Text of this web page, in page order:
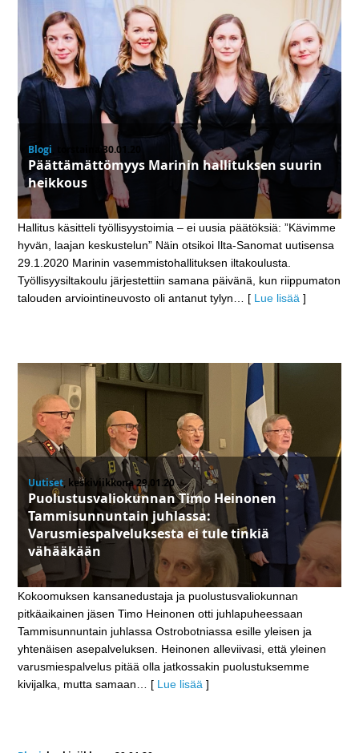
Blogi , torstaina 30.01.20
Päättämättömyys Marinin hallituksen suurin
heikkous
Hallitus käsitteli työllisyystoimia – ei uusia päätöksiä: ”Kävimme
hyvän, laajan keskustelun” Näin otsikoi Ilta-Sanomat uutisensa
29.1.2020 Marinin vasemmistohallituksen iltakoulusta.
Työllisyysiltakoulu järjestettiin samana päivänä, kun riippumaton
talouden arviointineuvosto oli antanut tylyn … [ Lue lisää ]
Uutiset, keskiviikkona 29.01.20
Puolustusvaliokunnan Timo Heinonen
Tammisunnuntain juhlassa:
Varusmiespalveluksesta ei tule tinkiä
vähääkään
Kokoomuksen kansanedustaja ja puolustusvaliokunnan
pitkäaikainen jäsen Timo Heinonen otti juhlapuheessaan
Tammisunnuntain juhlassa Ostrobotniassa esille yleisen ja
yhtenäisen asepalveluksen. Heinonen alleviivasi, että yleinen
varusmiespalvelus pitää olla jatkossakin puolustuksemme
kivijalka, mutta samaan … [ Lue lisää ]